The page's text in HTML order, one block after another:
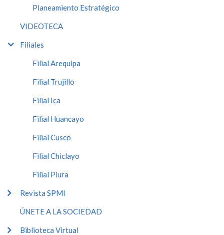
Planeamiento Estratégico
VIDEOTECA
Filiales
Filial Arequipa
Filial Trujillo
Filial Ica
Filial Huancayo
Filial Cusco
Filial Chiclayo
Filial Piura
Revista SPMI
ÚNETE A LA SOCIEDAD
Biblioteca Virtual